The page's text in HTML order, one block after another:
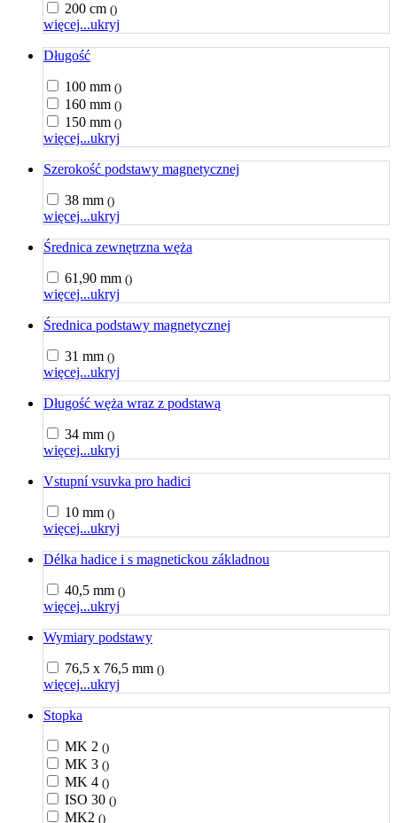
200 cm ()
więcej...ukryj
Długość
100 mm ()
160 mm ()
150 mm ()
więcej...ukryj
Szerokość podstawy magnetycznej
38 mm ()
więcej...ukryj
Średnica zewnętrzna węża
61,90 mm ()
więcej...ukryj
Średnica podstawy magnetycznej
31 mm ()
więcej...ukryj
Długość węża wraz z podstawą
34 mm ()
więcej...ukryj
Vstupní vsuvka pro hadici
10 mm ()
więcej...ukryj
Délka hadice i s magnetickou základnou
40,5 mm ()
więcej...ukryj
Wymiary podstawy
76,5 x 76,5 mm ()
więcej...ukryj
Stopka
MK 2 ()
MK 3 ()
MK 4 ()
ISO 30 ()
MK2 ()